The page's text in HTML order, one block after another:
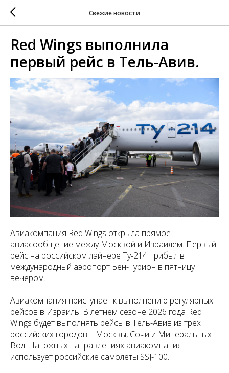
Свежие новости
Red Wings выполнила
первый рейс в Тель-Авив.
Авиакомпания Red Wings открыла прямое
авиасообщение между Москвой и Израилем. Первый
рейс на российском лайнере Ту-214 прибыл в
международный аэропорт Бен-Гурион в пятницу
вечером.
Авиакомпания приступает к выполнению регулярных
рейсов в Израиль. В летнем сезоне 2026 года Red
Wings будет выполнять рейсы в Тель-Авив из трех
российских городов – Москвы, Сочи и Минеральных
Вод. На южных направлениях авиакомпания
использует российские самолёты SSJ-100.